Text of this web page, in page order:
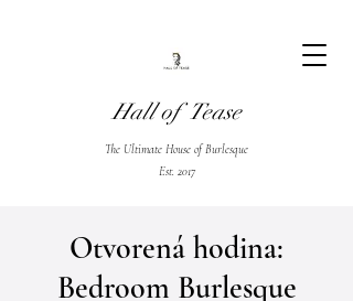
Hall of Tease
The Ultimate House of Burlesque
Est. 2017
Otvorená hodina:
Bedroom Burlesque